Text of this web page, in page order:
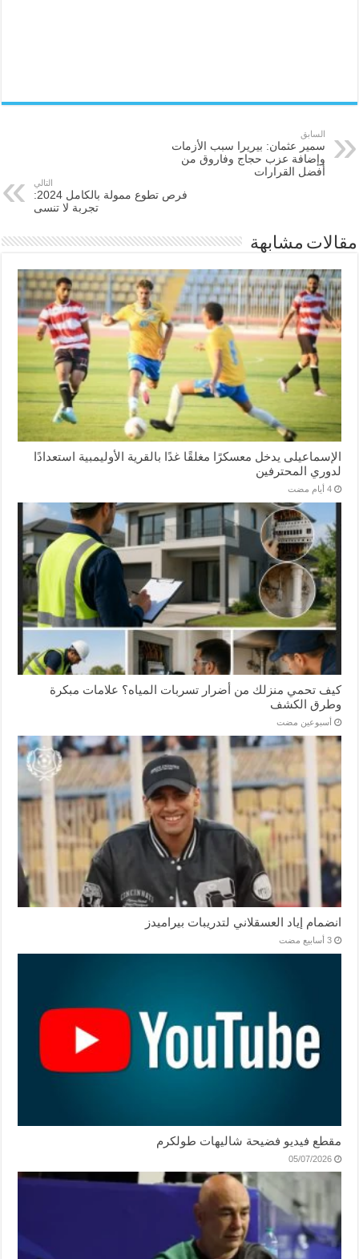
السابق
سمير عثمان: بيريرا سبب الأزمات
وإضافة عزب حجاج وفاروق من
أفضل القرارات
التالي
فرص تطوع ممولة بالكامل 2024:
تجربة لا تنسى
مقالات مشابهة
الإسماعیلی یدخل معسكرًا مغلقًا غدًا بالقرية الأوليمبية استعدادًا
لدوري المحترفين
‏4 أيام مضت
كيف تحمي منزلك من أضرار تسربات المياه؟ علامات مبكرة
وطرق الكشف
‏أسبوعين مضت
انضمام إياد العسقلاني لتدريبات بيراميدز
‏3 أسابيع مضت
مقطع فيديو فضيحة شاليهات طولكرم
05/07/2026